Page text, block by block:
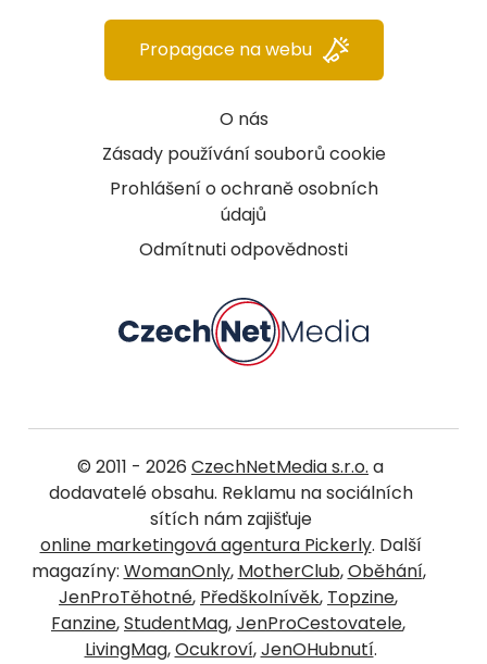
O nás
Zásady používání souborů cookie
Prohlášení o ochraně osobních
údajů
Odmítnuti odpovědnosti
Propagace na webu
© 2011 - 2026 CzechNetMedia s.r.o. a
dodavatelé obsahu. Reklamu na sociálních
sítích nám zajišťuje
online marketingová agentura Pickerly. Další
magazíny: WomanOnly, MotherClub,Oběhání,
JenProTěhotné, Předškolnívěk, Topzine,
Fanzine,StudentMag,JenProCestovatele,
LivingMag,Ocukroví,JenOHubnutí.